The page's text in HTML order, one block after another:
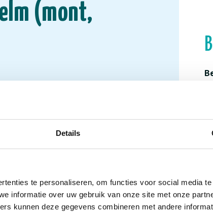
Details
te personaliseren, om functies voor social media
informatie over uw gebruik van onze site met onze
kunnen deze gegevens combineren met andere
(mont,